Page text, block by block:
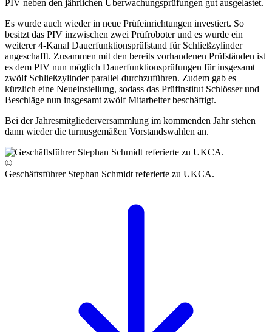
PIV neben den jährlichen Überwachungsprüfungen gut ausgelastet.
Es wurde auch wieder in neue Prüfeinrichtungen investiert. So
besitzt das PIV inzwischen zwei Prüfroboter und es wurde ein
weiterer 4-Kanal Dauerfunktionsprüfstand für Schließzylinder
angeschafft. Zusammen mit den bereits vorhandenen Prüfständen ist
es dem PIV nun möglich Dauerfunktionsprüfungen für insgesamt
zwölf Schließzylinder parallel durchzuführen. Zudem gab es
kürzlich eine Neueinstellung, sodass das Prüfinstitut Schlösser und
Beschläge nun insgesamt zwölf Mitarbeiter beschäftigt.
Bei der Jahresmitgliederversammlung im kommenden Jahr stehen
dann wieder die turnusgemäßen Vorstandswahlen an.
©
Geschäftsführer Stephan Schmidt referierte zu UKCA.